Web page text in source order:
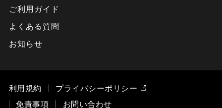
ご利用ガイド
よくある質問
お知らせ
利用規約
プライバシーポリシー
免責事項
お問い合わせ